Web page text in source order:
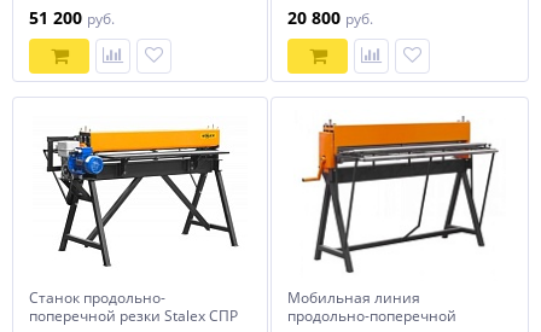
51 200 руб. 20 800 руб.
Станок продольно-
поперечной резки Stalex СПР
Мобильная линия
продольно-поперечной